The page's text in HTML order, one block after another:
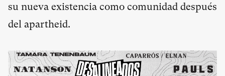
su nueva existencia como comunidad después
del apartheid.